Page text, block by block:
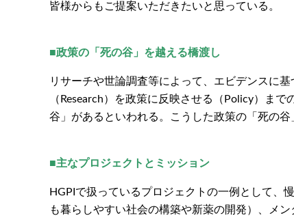
皆様からもご提案いただきたいと思っている。
■政策の「死の谷」を越える橋渡し
リサーチや世論調査等によって、エビデンスに
（Research）を政策に反映させる（Policy）ま
谷」があるといわれる。こうした政策の「死の
■主なプロジェクトとミッション
HGPIで扱っているプロジェクトの一例として、
も暮らしやすい社会の構築や新薬の開発）、メ